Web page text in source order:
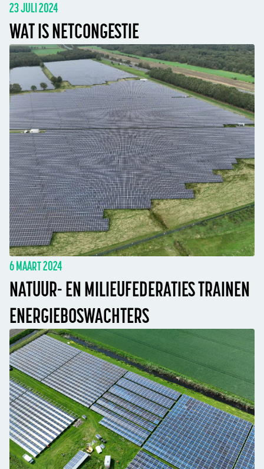
23 JULI 2024
WAT IS NETCONGESTIE
6 MAART 2024
NATUUR- EN MILIEUFEDERATIES TRAINEN
ENERGIEBOSWACHTERS